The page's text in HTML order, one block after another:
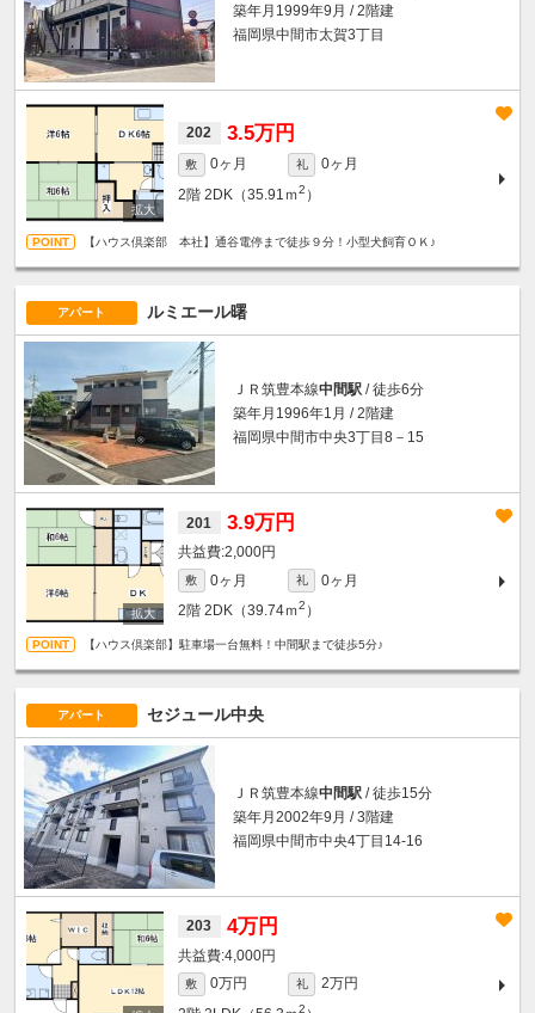
築年月1999年9月 / 2階建
福岡県中間市太賀3丁目
202 3.5万円
敷 0ヶ月 礼
0ヶ月
2階 2DK（35.91ｍ2 ）
【ハウス倶楽部 本社】通谷電停まで徒歩９分！小型犬飼育ＯＫ♪
アパート ルミエール曙
ＪＲ筑豊本線中間駅 / 徒歩6分
築年月1996年1月 / 2階建
福岡県中間市中央3丁目8－15
201 3.9万円
2,000円
敷 0ヶ月 礼
0ヶ月
2階 2DK（39.74ｍ2 ）
【ハウス倶楽部】駐車場一台無料！中間駅まで徒歩5分♪
アパート セジュール中央
ＪＲ筑豊本線中間駅 / 徒歩15分
築年月2002年9月 / 3階建
福岡県中間市中央4丁目14-16
203 4万円
4,000円
敷 0万円 礼
2万円
2